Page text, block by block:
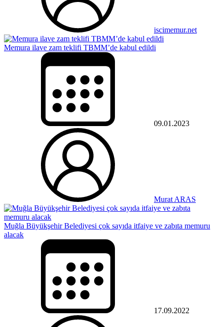
iscimemur.net
Memura ilave zam teklifi TBMM’de kabul edildi
09.01.2023
Murat ARAS
Muğla Büyükşehir Belediyesi çok sayıda itfaiye ve zabıta memuru
alacak
17.09.2022